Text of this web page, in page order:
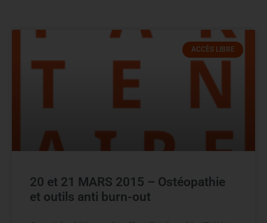
ACCÈS LIBRE
20 et 21 MARS 2015 – Ostéopathie
et outils anti burn-out